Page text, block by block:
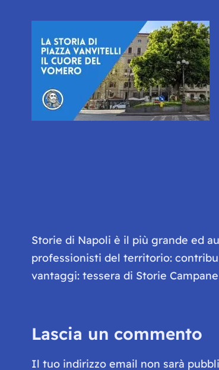
Storie di Napoli è il più grande ed
professionisti del territorio:
vantaggi: tessera di Storie
Lascia un commento
Il tuo indirizzo email non sarà